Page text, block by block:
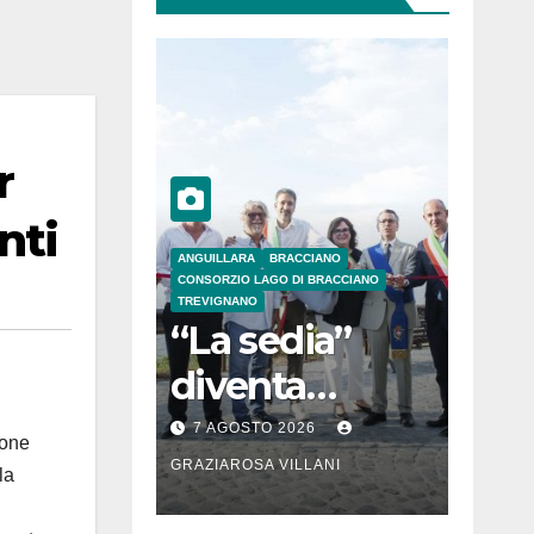
ANGUILLARA
BRACCIANO
CONSORZIO LAGO DI BRACCIANO
TREVIGNANO
“La sedia”
diventa
Belvedere sul
lago di
Bracciano: ieri
7 AGOSTO 2026
GRAZIAROSA VILLANI